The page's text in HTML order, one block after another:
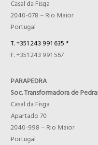
Casal da Fisga
2040-078 – Rio Maior
Portugal
T. +351 243 991 635 *
F. +351 243 991 567
PARAPEDRA
Soc. Transformadora de
Casal da Fisga
Apartado 70
2040-998 – Rio Maior
Portugal